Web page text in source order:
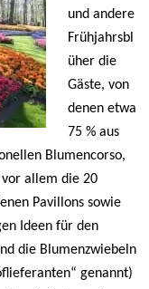
und andere
Frühjahrsbl
üher die
Gäste, von
denen etwa
75 % aus
Blumencorso,
allem die 20
Pavillons sowie
Ideen für den
die Blumenzwiebeln
genannt)